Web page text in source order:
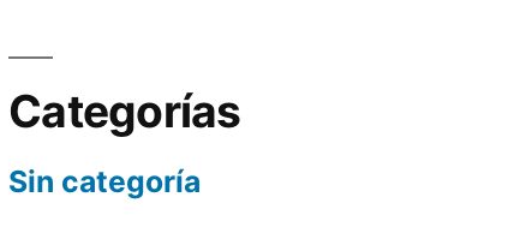
Categorías
Sin categoría